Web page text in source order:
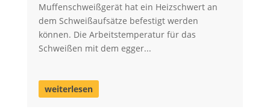
Muffenschweißgerät hat ein Heizschwert an
dem Schweißaufsätze befestigt werden
können. Die Arbeitstemperatur für das
Schweißen mit dem egger...
weiterlesen